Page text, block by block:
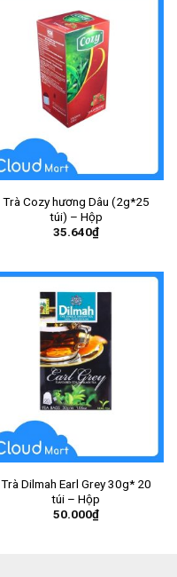
Trà Cozy hương Dâu (2g*25
túi) – Hộp
35.640₫
Trà Dilmah Earl Grey 30g* 20
túi – Hộp
50.000₫